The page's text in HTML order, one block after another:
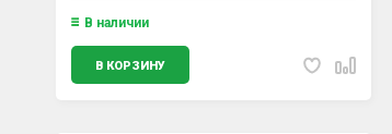
В наличии
В КОРЗИНУ